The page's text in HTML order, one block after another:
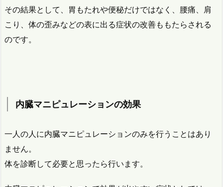
その結果として、胃もたれや便秘だけではなく、腰痛、肩
こり、体の歪みなどの表に出る症状の改善ももたらされる
のです。
内臓マニピュレーションの効果
一人の人に内臓マニピュレーションのみを行うことはあり
ません。
体を診断して必要と思ったら行います。